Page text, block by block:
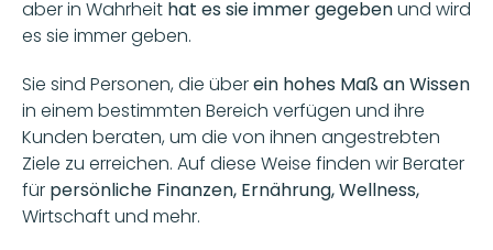
aber in Wahrheit hat es sie immer gegeben und wird
es sie immer geben.
Sie sind Personen, die über
in einem bestimmten Bereich verfügen und ihre
Kunden beraten, um die von ihnen angestrebten
Ziele zu erreichen. Auf diese Weise finden wir Berater
für persönliche Finanzen, Ernährung, Wellness,
Wirtschaft und mehr.